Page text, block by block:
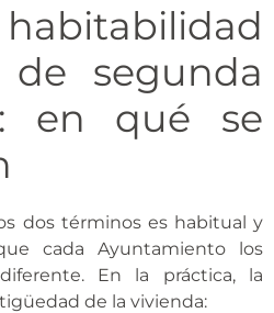
segunda
en qué se
dos términos es habitual y
cada Ayuntamiento los
En la práctica, la
de la vivienda: